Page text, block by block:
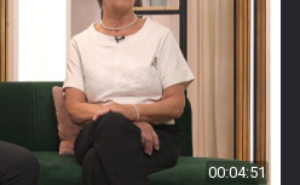
00:04:51